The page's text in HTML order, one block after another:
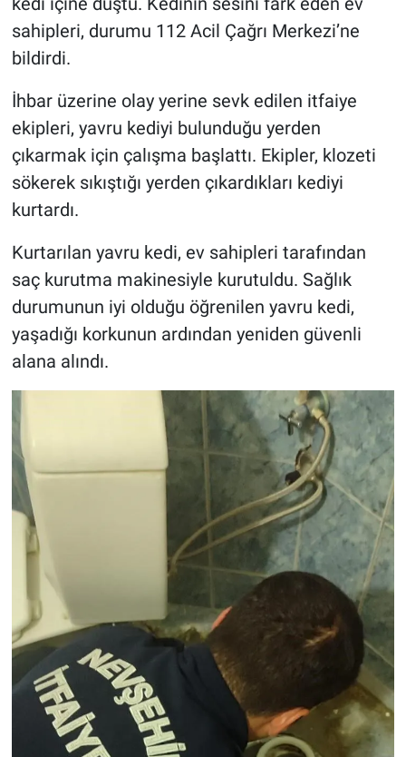
sahipleri, durumu 112 Acil Çağrı Merkezi’ne
bildirdi.
İhbar üzerine olay yerine sevk edilen itfaiye
ekipleri, yavru kediyi bulunduğu yerden
çıkarmak için çalışma başlattı. Ekipler, klozeti
sökerek sıkıştığı yerden çıkardıkları kediyi
kurtardı.
Kurtarılan yavru kedi, ev sahipleri tarafından
saç kurutma makinesiyle kurutuldu. Sağlık
durumunun iyi olduğu öğrenilen yavru kedi,
yaşadığı korkunun ardından yeniden güvenli
alana alındı.